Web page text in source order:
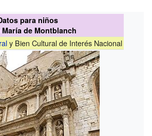
para niños
María de Montblanch
y Bien Cultural de Interés Nacional